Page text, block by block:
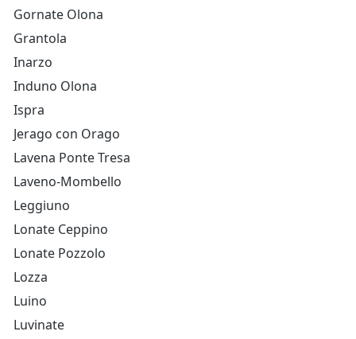
Gornate Olona
Grantola
Inarzo
Induno Olona
Ispra
Jerago con Orago
Lavena Ponte Tresa
Laveno-Mombello
Leggiuno
Lonate Ceppino
Lonate Pozzolo
Lozza
Luino
Luvinate